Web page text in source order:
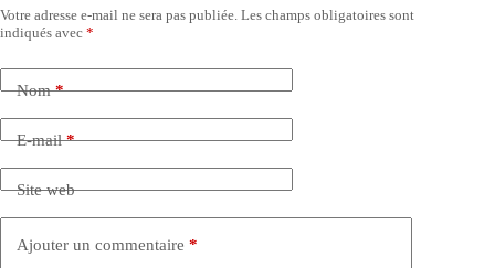
Votre adresse e-mail ne sera pas publiée. Les champs obligatoires sont
indiqués avec *
Nom*
E-mail*
Site web
Ajouter un commentaire *